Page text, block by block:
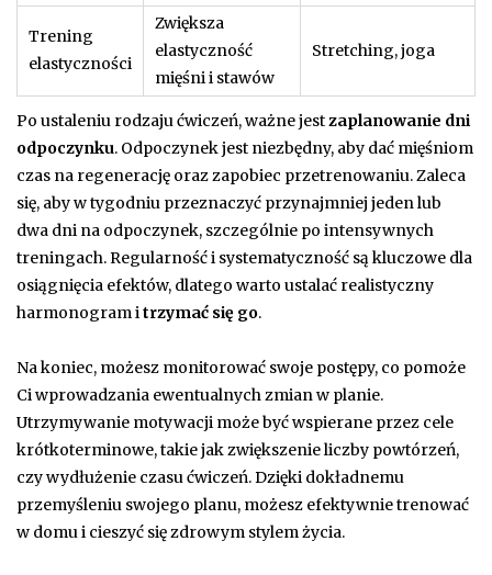
Trening
elastyczności
Zwiększa
elastyczność
mięśni i stawów
Stretching, joga
Po ustaleniu rodzaju ćwiczeń, ważne jestzaplanowanie dni
odpoczynku. Odpoczynek jest niezbędny, aby dać mięśniom
czas na regenerację oraz zapobiec przetrenowaniu. Zaleca
się, aby w tygodniu przeznaczyć przynajmniej jeden lub
dwa dni na odpoczynek, szczególnie po intensywnych
treningach. Regularność i systematyczność są kluczowe dla
osiągnięcia efektów, dlatego warto ustalać realistyczny
harmonogram itrzymać się go.
Na koniec, możesz monitorować swoje postępy, co pomoże
Ci wprowadzania ewentualnych zmian w planie.
Utrzymywanie motywacji może być wspierane przez cele
krótkoterminowe, takie jak zwiększenie liczby powtórzeń,
czy wydłużenie czasu ćwiczeń. Dzięki dokładnemu
przemyśleniu swojego planu, możesz efektywnie trenować
w domu i cieszyć się zdrowym stylem życia.